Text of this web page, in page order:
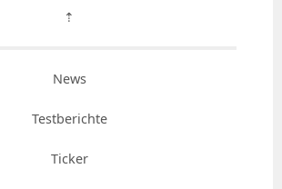
⇡
News
Testberichte
Ticker